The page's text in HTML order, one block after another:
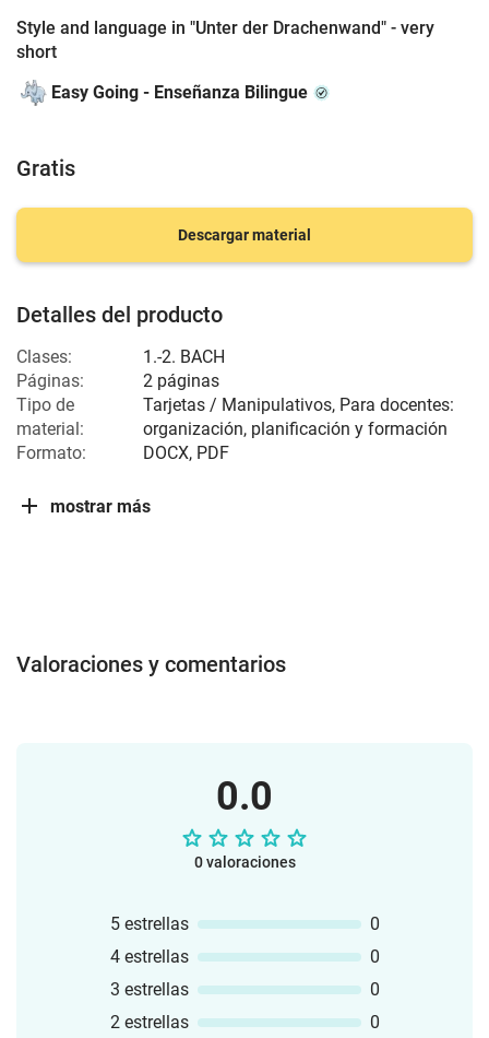
Style and language in "Unter der Drachenwand" - very
short
Easy Going - Enseñanza Bilingue
Gratis
Descargar material
Detalles del producto
Clases:
1.-2. BACH
Páginas:
2 páginas
Tipo de
material:
Tarjetas / Manipulativos, Para docentes:
organización, planificación y formación
Formato:
DOCX, PDF
mostrar más
Valoraciones y comentarios
0.0
0 valoraciones
5 estrellas
0
4 estrellas
0
3 estrellas
0
2 estrellas
0